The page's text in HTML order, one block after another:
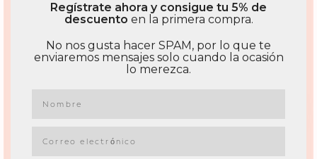
Regístrate ahora y consigue tu 5% de
descuento en la primera compra.
No nos gusta hacer SPAM, por lo que te
enviaremos mensajes solo cuando la ocasión
lo merezca.